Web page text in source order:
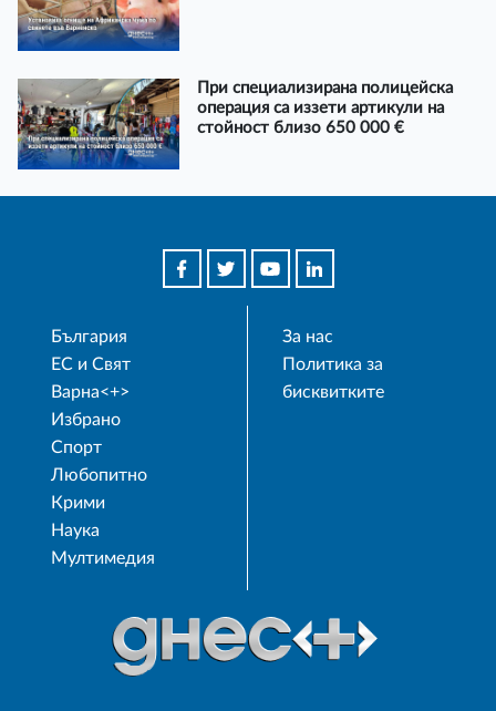
При специализирана полицейска
операция са иззети артикули на
стойност близо 650 000 €
България
ЕС и Свят
Варна<+>
Избрано
Спорт
Любопитно
Крими
Наука
Мултимедия
За нас
Политика за
бисквитките